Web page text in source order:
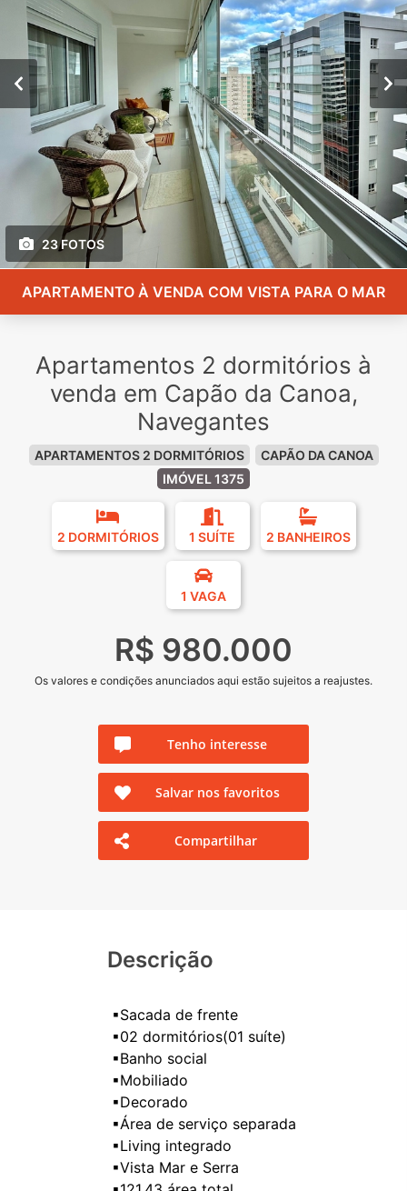
23 FOTOS
APARTAMENTO À VENDA COM VISTA PARA O MAR
Apartamentos 2 dormitórios à
venda em Capão da Canoa,
Navegantes
APARTAMENTOS 2 DORMITÓRIOS
CAPÃO DA CANOA
IMÓVEL 1375
2 DORMITÓRIOS 1 SUÍTE 2 BANHEIROS
1 VAGA
R$ 980.000
Os valores e condições anunciados aqui estão sujeitos a reajustes.
Tenho interesse
Salvar nos favoritos
Compartilhar
Descrição
▪Sacada de frente
▪02 dormitórios(01 suíte)
▪Banho social
▪Mobiliado
▪Decorado
▪Área de serviço separada
▪Living integrado
▪Vista Mar e Serra